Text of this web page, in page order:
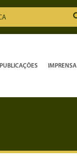
PUBLICAÇÕES IMPRENSA